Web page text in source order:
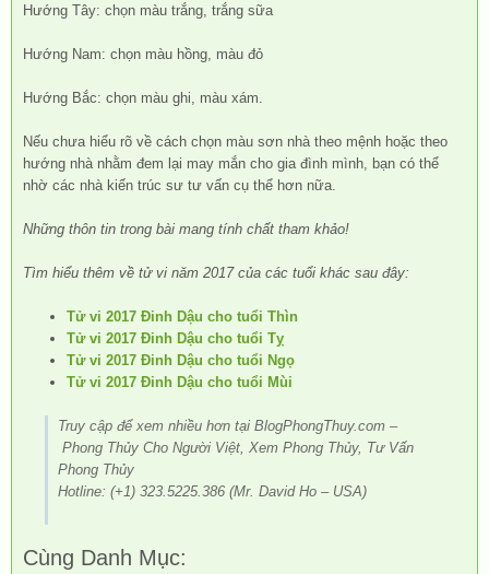
Hướng Tây: chọn màu trắng, trắng sữa
Hướng Nam: chọn màu hồng, màu đỏ
Hướng Bắc: chọn màu ghi, màu xám.
Nếu chưa hiểu rõ về cách chọn màu sơn nhà theo mệnh hoặc theo
hướng nhà nhằm đem lại may mắn cho gia đình mình, bạn có thể
nhờ các nhà kiến trúc sư tư vấn cụ thể hơn nữa.
Những thôn tin trong bài mang tính chất tham khảo!
Tìm hiểu thêm về tử vi năm 2017 của các tuổi khác sau đây:
Tử vi 2017 Đinh Dậu cho tuổi Thìn
Tử vi 2017 Đinh Dậu cho tuổi Tỵ
Tử vi 2017 Đinh Dậu cho tuổi Ngọ
Tử vi 2017 Đinh Dậu cho tuổi Mùi
Truy cập để xem nhiều hơn tại BlogPhongThuy.com –
Phong Thủy Cho Người Việt, Xem Phong Thủy, Tư Vấn
Phong Thủy
Hotline: (+1) 323.5225.386 (Mr. David Ho – USA)
Cùng Danh Mục: